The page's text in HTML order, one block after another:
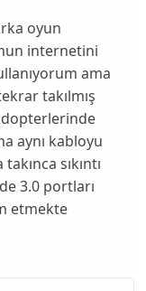
oyun
internetini
ama
takılmış
aynı kabloyu
sıkıntı
3.0 portları
etmekte